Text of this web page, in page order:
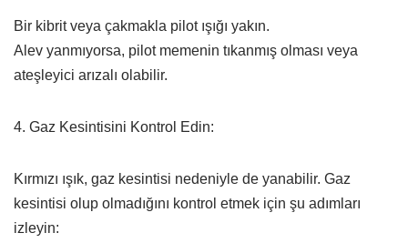
Bir kibrit veya çakmakla pilot ışığı yakın.
Alev yanmıyorsa, pilot memenin tıkanmış olması veya
ateşleyici arızalı olabilir.
4. Gaz Kesintisini Kontrol Edin:
Kırmızı ışık, gaz kesintisi nedeniyle de yanabilir. Gaz
kesintisi olup olmadığını kontrol etmek için şu adımları
izleyin: